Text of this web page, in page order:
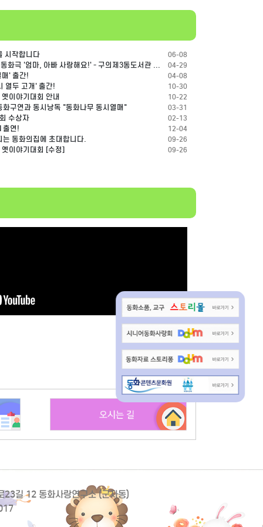
시작합니다 06-08
04-29
' 출간! 04-08
열두 고개' 출간! 10-30
이야기대회 안내 10-22
구연과 동시낭독 "동화나무 동시열매" 03-31
수상자 02-13
출연! 12-04
동화의집에 초대합니다. 09-26
이야기대회 [수정] 09-26
길 12 동화사랑연구소 (군자동)